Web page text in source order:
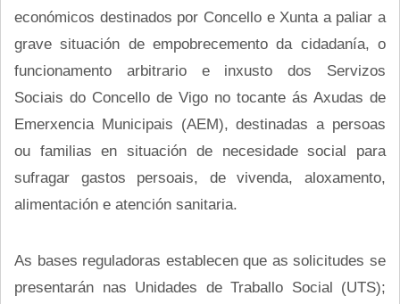
económicos destinados por Concello e Xunta a paliar a
grave situación de empobrecemento da cidadanía, o
funcionamento arbitrario e inxusto dos Servizos
Sociais do Concello de Vigo no tocante ás Axudas de
Emerxencia Municipais (AEM), destinadas a persoas
ou familias en situación de necesidade social para
sufragar gastos persoais, de vivenda, aloxamento,
alimentación e atención sanitaria.
As bases reguladoras establecen que as solicitudes se
presentarán nas Unidades de Traballo Social (UTS);